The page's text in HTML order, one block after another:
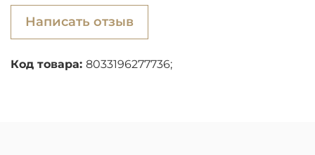
Написать отзыв
Код товара: 8033196277736;